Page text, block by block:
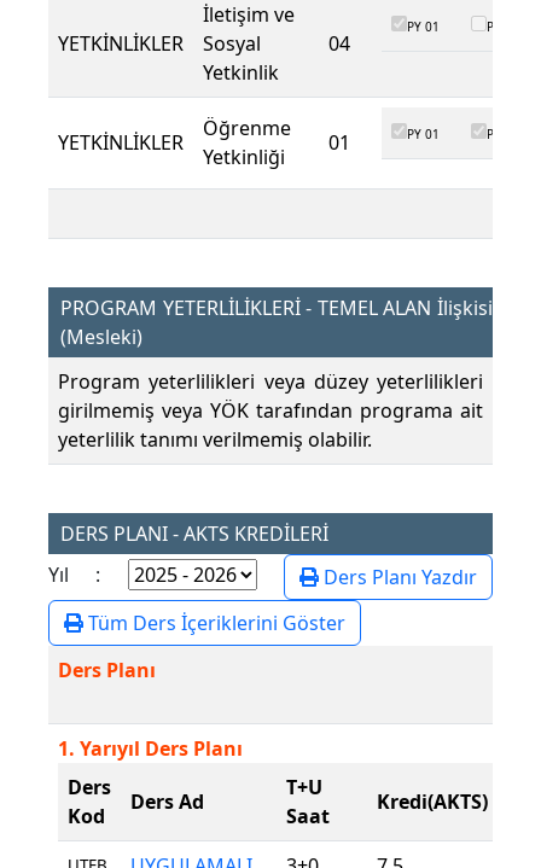
YETKİNLİKLER
İletişim ve
Sosyal
Yetkinlik
04
PY 01 PY 02
YETKİNLİKLER
Öğrenme
Yetkinliği
01 PY 01 PY 02
PROGRAM YETERLİLİKLERİ - TEMEL ALAN İlişkisi
(Mesleki)
Program yeterlilikleri veya düzey yeterlilikleri
girilmemiş veya YÖK tarafından programa ait
yeterlilik tanımı verilmemiş olabilir.
DERS PLANI - AKTS KREDİLERİ
Yıl :
Ders Planı Yazdır
Tüm Ders İçeriklerini Göster
Ders Planı
1. Yarıyıl Ders Planı
Ders
Kod
Ders Ad
T+U
Saat
Kredi(AKTS)